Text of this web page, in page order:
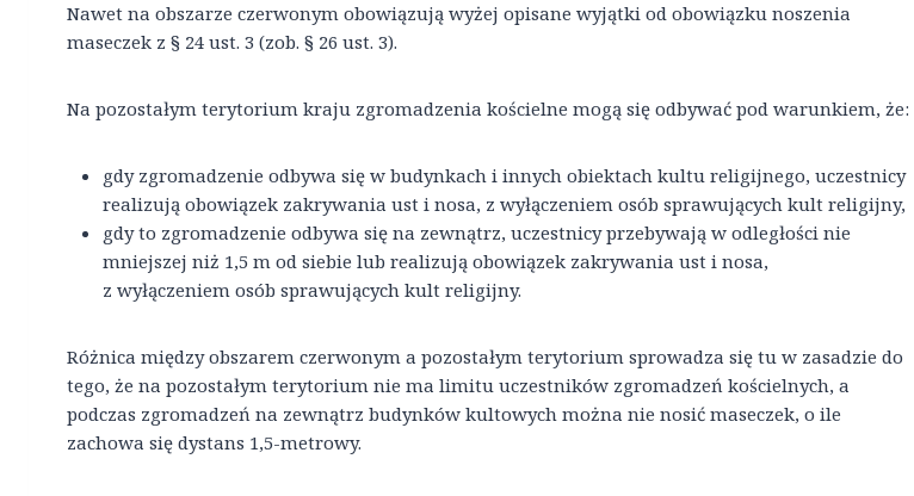
Nawet na obszarze czerwonym obowiązują wyżej opisane wyjątki od obowiązku noszenia
maseczek z § 24 ust. 3 (zob. § 26 ust. 3).
Na pozostałym terytorium kraju zgromadzenia kościelne mogą się odbywać pod warunkiem, że:
gdy zgromadzenie odbywa się w budynkach i innych obiektach kultu religijnego, uczestnicy
realizują obowiązek zakrywania ust i nosa, z wyłączeniem osób sprawujących kult religijny,
gdy to zgromadzenie odbywa się na zewnątrz, uczestnicy przebywają w odległości nie
mniejszej niż 1,5 m od siebie lub realizują obowiązek zakrywania ust i nosa,
z wyłączeniem osób sprawujących kult religijny.
Różnica między obszarem czerwonym a pozostałym terytorium sprowadza się tu w zasadzie do
tego, że na pozostałym terytorium nie ma limitu uczestników zgromadzeń kościelnych, a
podczas zgromadzeń na zewnątrz budynków kultowych można nie nosić maseczek, o ile
zachowa się dystans 1,5-metrowy.